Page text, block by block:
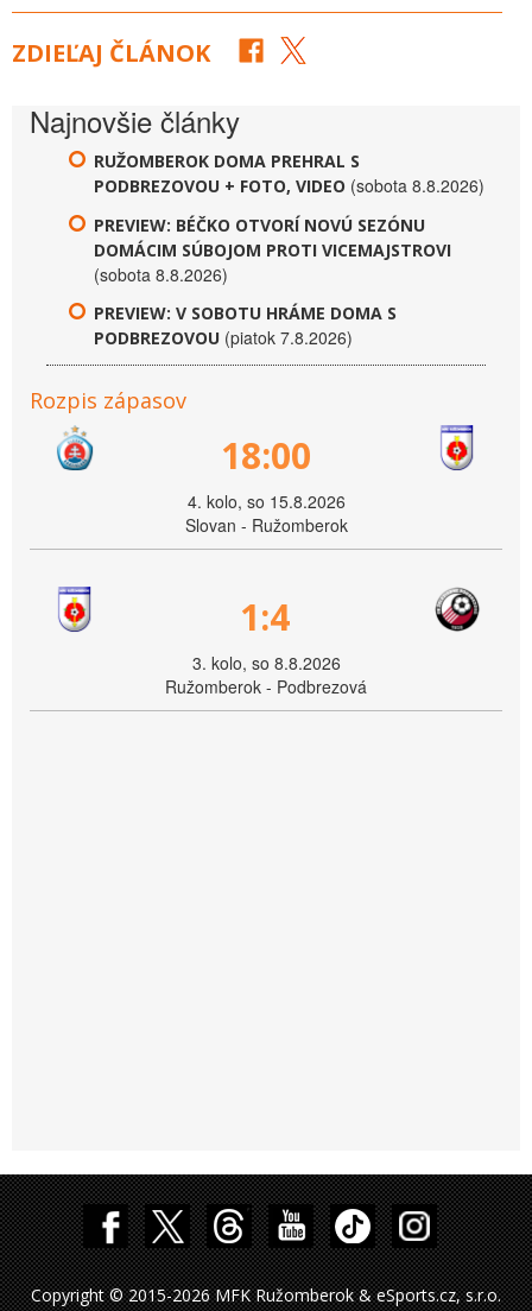
ZDIEĽAJ ČLÁNOK
Najnovšie články
RUŽOMBEROK DOMA PREHRAL S
PODBREZOVOU + FOTO, VIDEO (sobota 8.8.2026)
PREVIEW: BÉČKO OTVORÍ NOVÚ SEZÓNU
DOMÁCIM SÚBOJOM PROTI VICEMAJSTROVI
(sobota 8.8.2026)
PREVIEW: V SOBOTU HRÁME DOMA S
PODBREZOVOU (piatok 7.8.2026)
Rozpis zápasov
18:00
4. kolo, so 15.8.2026
Slovan - Ružomberok
1:4
3. kolo, so 8.8.2026
Ružomberok - Podbrezová
Copyright © 2015-2026 MFK Ružomberok & eSports.cz, s.r.o.